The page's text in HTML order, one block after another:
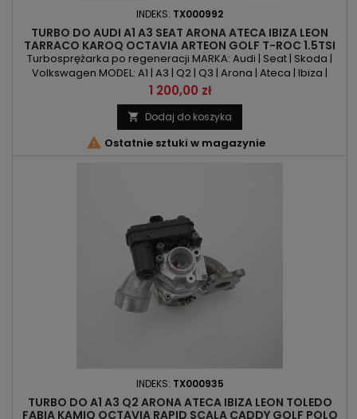
INDEKS: TX000992
TURBO DO AUDI A1 A3 SEAT ARONA ATECA IBIZA LEON
TARRACO KAROQ OCTAVIA ARTEON GOLF T-ROC 1.5TSI
150KM/110KW
Turbosprężarka po regeneracji MARKA: Audi | Seat | Skoda |
Volkswagen MODEL: A1 | A3 | Q2 | Q3 | Arona | Ateca | Ibiza |
Leon | Tarraco | Karoq | Octavia | Arteon | Golf | T-Roc KOD
SILNIKA: DADA | DFYA | DPCA | DXDBPOJEMNOŚĆ: 1498ccm | 1.5
TSI MOC: 150KM | 110kW ROK PRODUKCJI: Od 2017r
Cena
1 200,00 zł
 Dodaj do koszyka
 Ostatnie sztuki w magazynie
INDEKS: TX000935
TURBO DO A1 A3 Q2 ARONA ATECA IBIZA LEON TOLEDO
FABIA KAMIQ OCTAVIA RAPID SCALA CADDY GOLF POLO